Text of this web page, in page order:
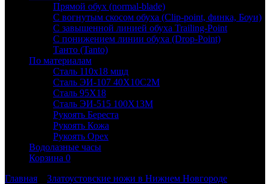
Прямой обух (normal-blade)
С вогнутым скосом обуха (Clip-point, финка, Боуи)
С завышенной линией обуха Trailing-Point
С понижением линии обуха (Drop-Point)
Танто (Tanto)
По материалам
Сталь 110х18 мшд
Сталь ЭИ-107 40Х10С2М
Сталь 95Х18
Сталь ЭИ-515 100Х13М
Рукоять Береста
Рукоять Кожа
Рукоять Орех
Водолазные часы
Корзина 0
Главная
Златоустовские ножи в Нижнем Новгороде